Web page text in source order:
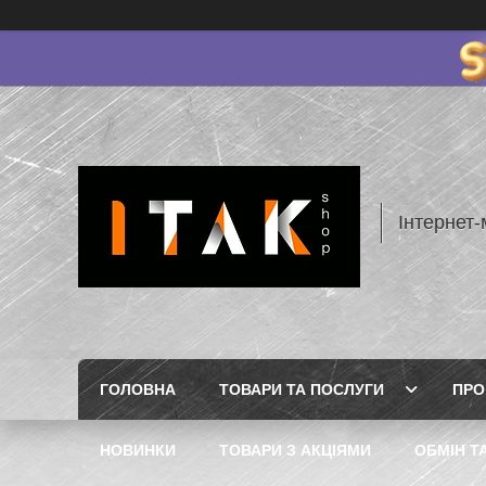
ГОЛОВНА ТОВАРИ ТА ПОСЛУГИ
НОВИНКИ ТОВАРИ З АКЦІЯМИ ОБМІН